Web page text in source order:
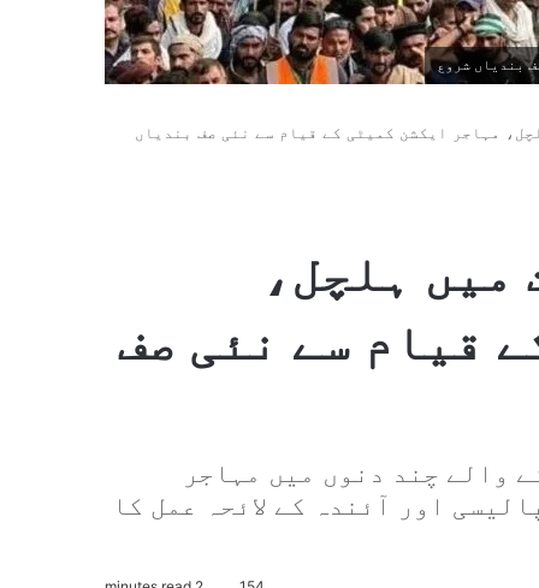
بندیاں شروع
مہاجر ایکشن کمیٹی کے قیام سے نئی صف بندیاں
میں ہلچل،
قیام سے نئی صف
والے چند دنوں میں مہاجر
اور آئندہ کے لائحہ عمل کا